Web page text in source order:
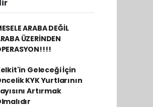
ARABA DEĞİL
ÜZERİNDEN
Geleceği İçin
KYK Yurtlarının
Artırmak